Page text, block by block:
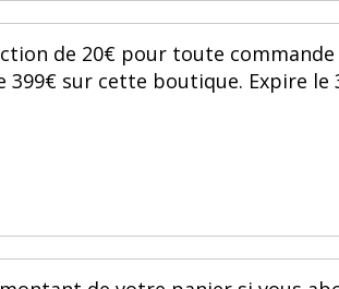
de 20€ pour toute
sur cette boutique. Expire le